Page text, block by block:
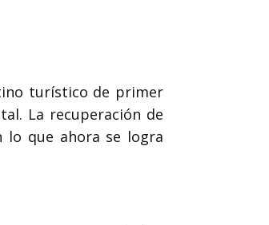
turístico de primer
La recuperación de
lo que ahora se logra